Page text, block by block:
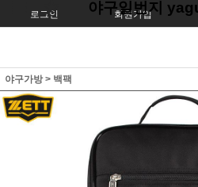
로그인 회원가입
야구일번지
야구가방> 백팩